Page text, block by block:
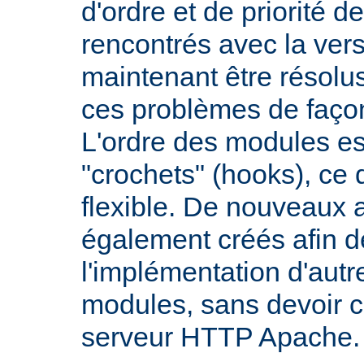
d'ordre et de priorité
rencontrés avec la
maintenant être
ces problèmes de
L'ordre des modules
"crochets" (hooks), ce
flexible. De nouveaux
également créés afin
l'implémentation
modules, sans devoir
serveur HTTP Apache.